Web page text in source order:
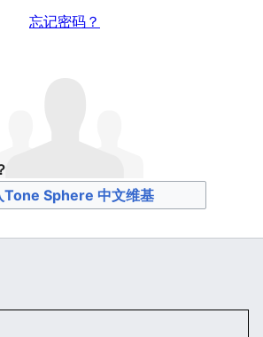
忘记密码？
Tone Sphere 中文维基